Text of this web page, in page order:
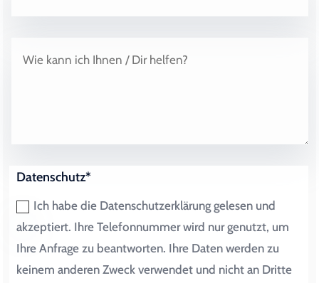
Datenschutz*
Ich habe die Datenschutzerklärung gelesen und
akzeptiert. Ihre Telefonnummer wird nur genutzt, um
Ihre Anfrage zu beantworten. Ihre Daten werden zu
keinem anderen Zweck verwendet und nicht an Dritte